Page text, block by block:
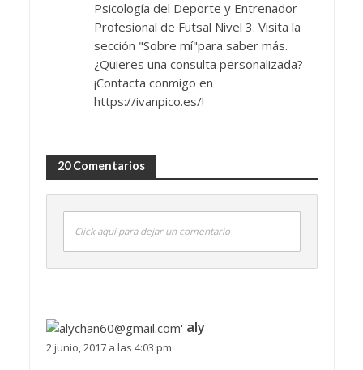
Psicología del Deporte y Entrenador
Profesional de Futsal Nivel 3. Visita la
sección "Sobre mí"para saber más.
¿Quieres una consulta personalizada?
¡Contacta conmigo en
https://ivanpico.es/!
20 Comentarios
Click aquí para dejar un comentario
aly
2 junio, 2017 a las 4:03 pm